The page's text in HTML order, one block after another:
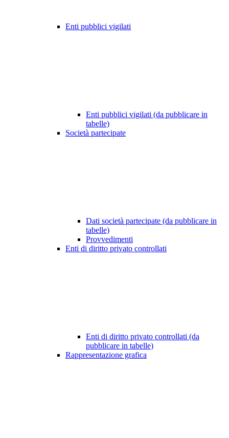
Enti pubblici vigilati
Enti pubblici vigilati (da pubblicare in
tabelle)
Società partecipate
Dati società partecipate (da pubblicare in
tabelle)
Provvedimenti
Enti di diritto privato controllati
Enti di diritto privato controllati (da
pubblicare in tabelle)
Rappresentazione grafica